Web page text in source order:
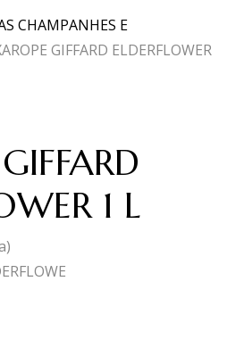
CHAMPANHES E
GIFFARD ELDERFLOWER
1 L